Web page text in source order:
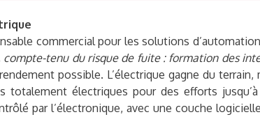
commercial pour les solutions
tenu du risque de fuite : formation des
possible. L’électrique gagne du
totalement électriques pour des efforts
par l’électronique, avec une couche